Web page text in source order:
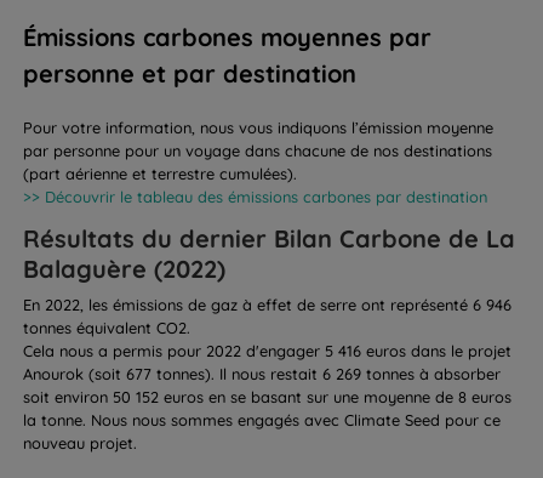
Émissions carbones moyennes par
personne et par destination
Pour votre information, nous vous indiquons l’émission moyenne
par personne pour un voyage dans chacune de nos destinations
(part aérienne et terrestre cumulées).
>> Découvrir le tableau des émissions carbones par destination
Résultats du dernier Bilan Carbone de La
Balaguère (2022)
En 2022, les émissions de gaz à effet de serre ont représenté 6 946
tonnes équivalent CO2.
Cela nous a permis pour 2022 d'engager 5 416 euros dans le projet
Anourok (soit 677 tonnes). Il nous restait 6 269 tonnes à absorber
soit environ 50 152 euros en se basant sur une moyenne de 8 euros
la tonne. Nous nous sommes engagés avec Climate Seed pour ce
nouveau projet.